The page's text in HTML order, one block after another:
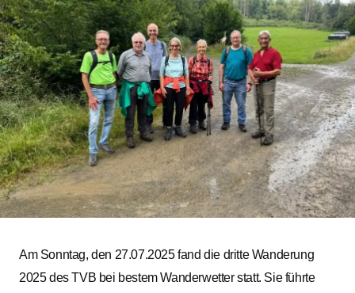
Am Sonntag, den 27.07.2025 fand die dritte Wanderung
2025 des TVB bei bestem Wanderwetter statt. Sie führte